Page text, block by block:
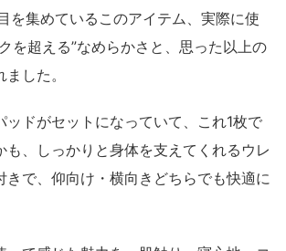
を集めているこのアイテム、実際に使
を超える”なめらかさと、思った以上の
した。
ッドがセットになっていて、これ1枚で
も、しっかりと身体を支えてくれるウレ
きで、仰向け・横向きどちらでも快適に